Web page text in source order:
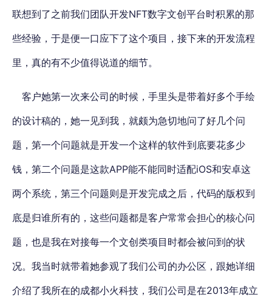
联想到了之前我们团队开发NFT数字文创平台时积累的那
些经验，于是便一口应下了这个项目，接下来的开发流程
里，真的有不少值得说道的细节。
客户她第一次来公司的时候，手里头是带着好多个手绘
的设计稿的，她一见到我，就颇为急切地问了好几个问
题，第一个问题就是开发一个这样的软件到底要花多少
钱，第二个问题是这款APP能不能同时适配iOS和安卓这
两个系统，第三个问题则是开发完成之后，代码的版权到
底是归谁所有的，这些问题都是客户常常会担心的核心问
题，也是我在对接每一个文创类项目时都会被问到的状
况。我当时就带着她参观了我们公司的办公区，跟她详细
介绍了我所在的成都小火科技，我们公司是在2013年成立